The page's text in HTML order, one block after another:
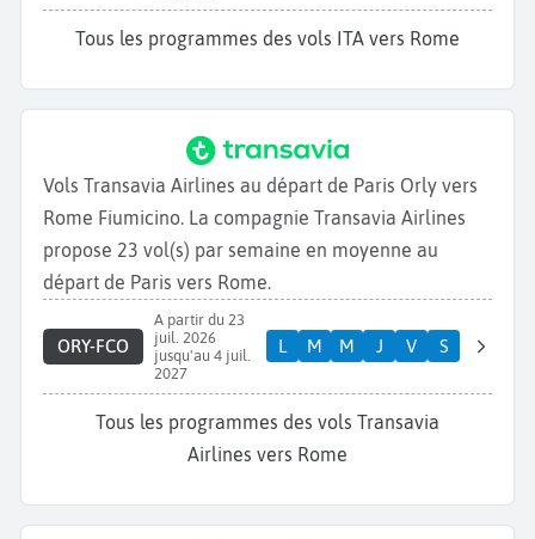
Tous les programmes des vols ITA vers Rome
Vols Transavia Airlines au départ de Paris Orly vers
Rome Fiumicino. La compagnie Transavia Airlines
propose 23 vol(s) par semaine en moyenne au
départ de Paris vers Rome.
ORY-FCO
A partir du 23
juil. 2026
jusqu'au 4 juil.
2027
L M M J V S
Tous les programmes des vols Transavia
Airlines vers Rome